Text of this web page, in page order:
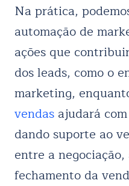
Na prática,
automação de
ações que
dos leads, como o
marketing,
vendas ajudará
dando suporte ao
entre a
fechamento da